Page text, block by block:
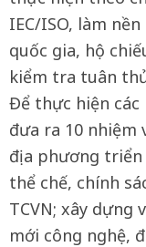
IEC/ISO, làm
quốc gia, hộ
kiểm tra tuân
Để thực hiện
đưa ra 10 nhiệm
địa phương
thể chế, chính
TCVN; xây dựng
mới công nghệ,